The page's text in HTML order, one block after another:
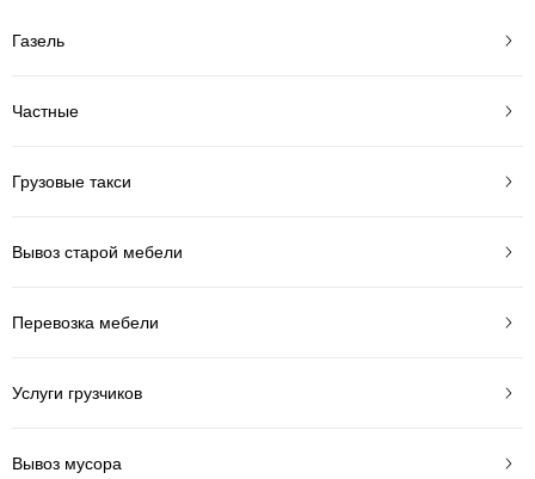
Газель
Частные
Грузовые такси
Вывоз старой мебели
Перевозка мебели
Услуги грузчиков
Вывоз мусора